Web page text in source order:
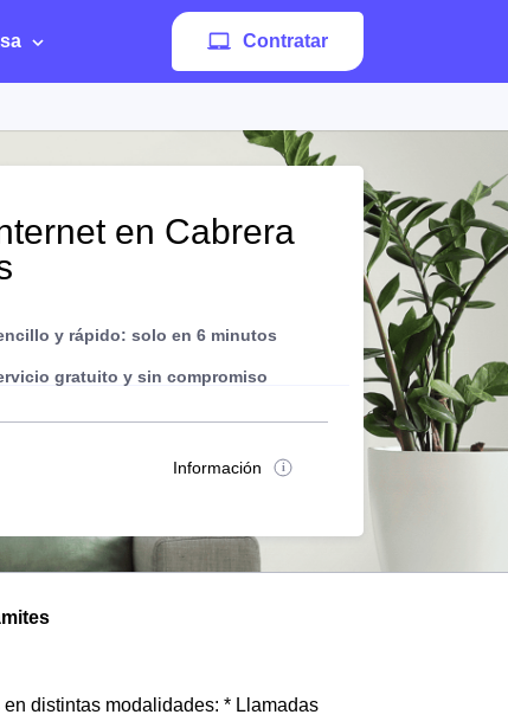
Contratar
en Cabrera
y rápido: solo en 6 minutos
gratuito y sin compromiso
Información
distintas modalidades: * Llamadas